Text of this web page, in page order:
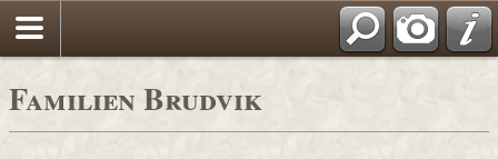
Familien Brudvik